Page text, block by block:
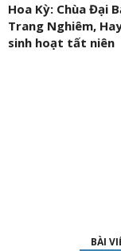
Hoa Kỳ: Chùa Đại
Trang Nghiêm,
sinh hoạt tất niên
BÀI